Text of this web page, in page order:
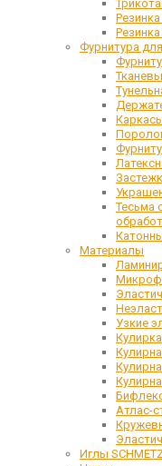
Фурнитура
Тесьма
Материалы
Узкие
Кулирка
Атлас-
Иглы